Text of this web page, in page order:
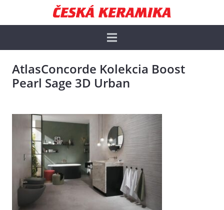
AtlasConcorde Kolekcia Boost
Pearl Sage 3D Urban